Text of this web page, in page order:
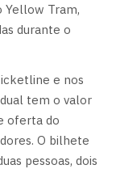
Yellow Tram,
durante o
e nos
tem o valor
oferta do
O bilhete
pessoas, dois